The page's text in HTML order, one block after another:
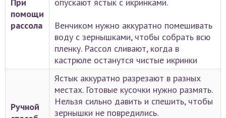
помощи
рассола
Венчиком нужно аккуратно помешивать
воду с зернышками, чтобы собрать всю
пленку. Рассол сливают, когда в
кастрюле останутся чистые икринки
Ручной
Ястык аккуратно разрезают в разных
местах. Готовые кусочки нужно размять.
Нельзя сильно давить и спешить, чтобы
зернышки не повредились.